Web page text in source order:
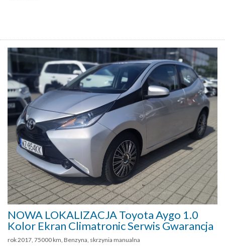
NOWA LOKALIZACJA Toyota Aygo 1.0
Kolor Ekran Climatronic Serwis Gwarancja
rok 2017, 75000 km, Benzyna, skrzynia manualna